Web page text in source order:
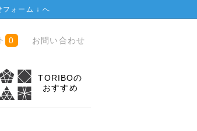
フォーム ↓へ
0 お問い合わせ
TORIBOの
おすすめ